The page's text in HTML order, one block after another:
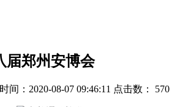
届郑州安博会
间：2020-08-07 09:46:11 点击数： 570